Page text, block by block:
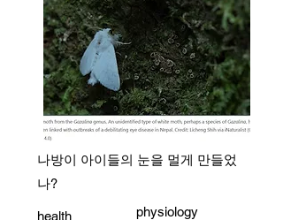
나방이 아이들의 눈을 멀게 만들었
나?
health physiology